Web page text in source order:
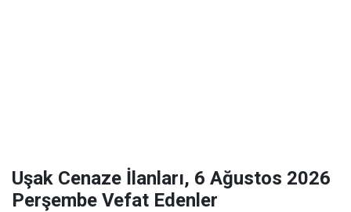
Uşak Cenaze İlanları, 6 Ağustos 2026
Perşembe Vefat Edenler